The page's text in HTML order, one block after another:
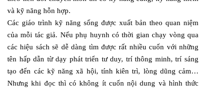
và kỹ năng hỗn hợp.
Các giáo trình kỹ năng sống được xuất bản theo quan niệm
của mỗi tác giả. Nếu phụ huynh có thời gian chạy vòng qua
các hiệu sách sẽ dễ dàng tìm được rất nhiều cuốn với những
tên hấp dẫn từ dạy phát triển tư duy, trí thông minh, trí sáng
tạo đến các kỹ năng xã hội, tính kiên trì, lòng dũng cảm…
Nhưng khi đọc thì có không ít cuốn nội dung và hình thức